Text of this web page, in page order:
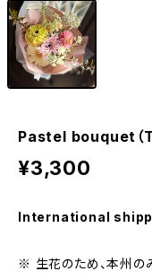
Pastel bouquet（
¥3,300
International
※ 生花のため、本州の